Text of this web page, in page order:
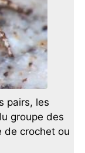
pairs, les
groupe des
de crochet ou